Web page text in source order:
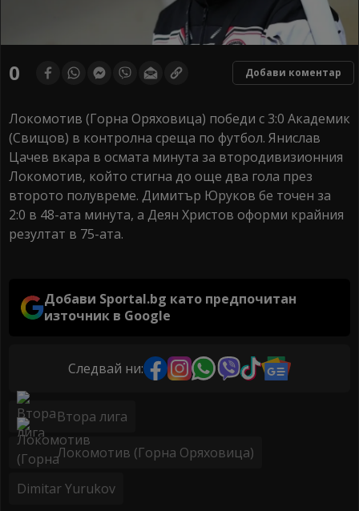
0 Добави коментар
Локомотив (Горна Оряховица) победи с 3:0 Академик
(Свищов) в контролна среща по футбол. Янислав
Цачев вкара в осмата минута за втородивизионния
Локомотив, който стигна до още два гола през
второто полувреме. Димитър Юруков бе точен за
2:0 в 48-ата минута, а Деян Христов оформи крайния
резултат в 75-ата.
Добави Sportal.bg като предпочитан
източник в Google
Следвай ни:
Втора лига
Локомотив (Горна Оряховица)
Dimitar Yurukov